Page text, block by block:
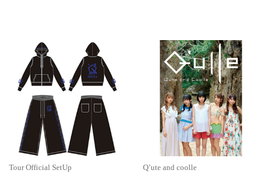
Tour Official SetUp Q’ute and coolle